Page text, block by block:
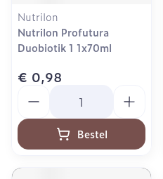
Nutrilon
Nutrilon Profutura
Duobiotik 1 1x70ml
€ 0,98
Bestel